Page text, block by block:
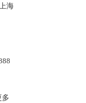
海
多